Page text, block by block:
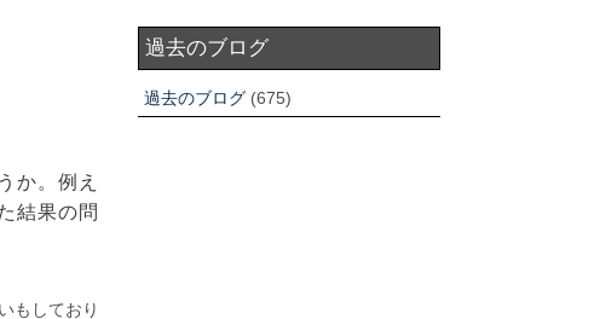
か。例え
結果の問
もしており
過去のブログ
過去のブログ (675)